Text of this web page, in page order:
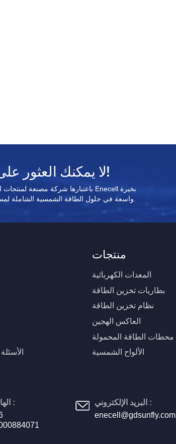
لا يمكنك العثور على المنتجات المستهدفة؟ اتصل بنا!
منتجات
المعدات الكهربائية
بطاريات تخزين الطاقة
نظام تخزين الطاقة
العاكس الهجين
محطات الطاقة المحمولة
الألواح الشمسية
الهاتف :
البريد الإلكتروني :
enecell@gdsunfly.com